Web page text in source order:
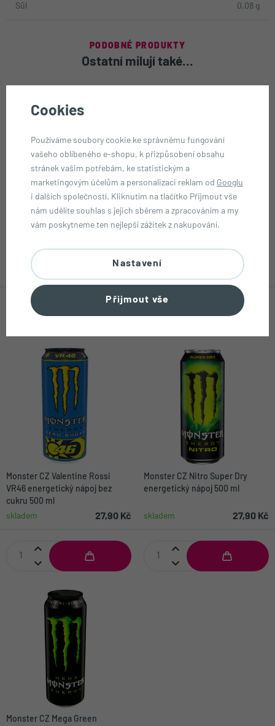
Sůl 0,08 g
PODOBNÉ PRODUKTY
Ostatní milují také...
příchutí lesních plodů bez cukru
250 ml PM
skladem
Nové
ml
34,90 Kč
Monster CZ Valentine Rossi
VR46 energetický nápoj bez
cukru 500 ml
skladem
27,90 Kč
Monster CZ Nitro Super Dry
energetický nápoj 500 ml
skladem 27,90 Kč
Monster CZ Mega Green
Cookies
Používáme soubory cookie ke správnému fungování
vašeho oblíbeného e-shopu, k přizpůsobení obsahu
stránek vašim potřebám, ke statistickým a
marketingovým účelům a personalizaci reklam od Googlu
i dalších společností. Kliknutím na tlačítko Přijmout vše
nám udělíte souhlas s jejich sběrem a zpracováním a my
vám poskytneme ten nejlepší zážitek z nakupování.
Nastavení
Přijmout vše